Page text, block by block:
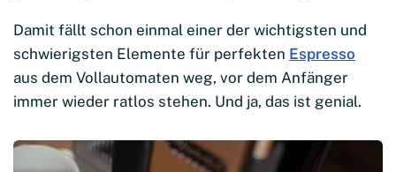
Damit fällt schon einmal einer der wichtigsten und
schwierigsten Elemente für perfekten Espresso
aus dem Vollautomaten weg, vor dem Anfänger
immer wieder ratlos stehen. Und ja, das ist genial.